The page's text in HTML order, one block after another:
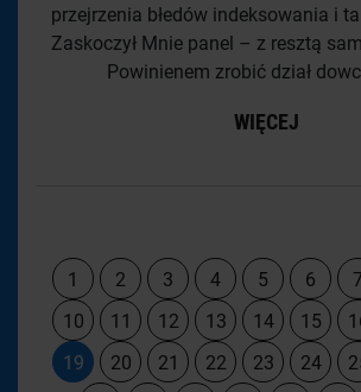
przejrzenia błedów indeksowania i
Zaskoczył Mnie panel – z resztą
Powinienem zrobić dział
WIĘCEJ
1 2 3 4 5 6 7
10
11 12 13 14 15
19
20 21 22 23 24